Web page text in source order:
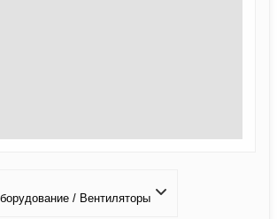
/ Вентиляторы